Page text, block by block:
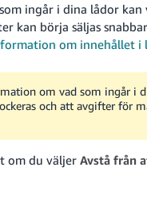
ingår i dina lådor
kan börja säljas
om innehållet i
om vad som ingår i
och att avgifter för
om du väljer Avstå från